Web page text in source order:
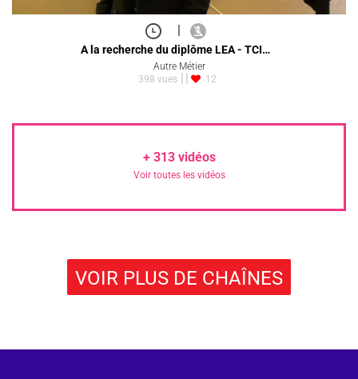
A la recherche du diplôme LEA - TCI…
Autre Métier
398 vues
12
+ 313vidéos
Voir toutes les vidéos
VOIR PLUS DE CHAÎNES